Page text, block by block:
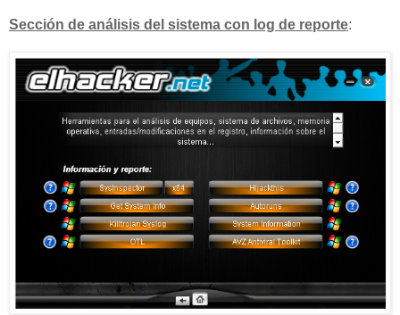
Sección de análisis del sistema con log de reporte: